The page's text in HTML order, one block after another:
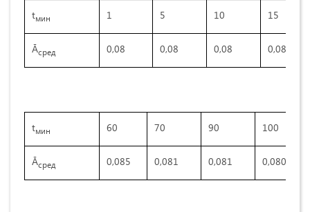
tмин 1 5 10 15
Āсред 0,08 0,08 0,08 0,08
tмин 60 70 90 100
Āсред 0,085 0,081 0,081 0,080